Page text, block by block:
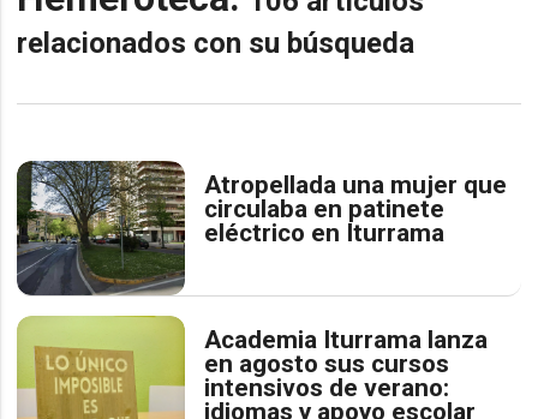
relacionados con su búsqueda
Atropellada una mujer que
circulaba en patinete
eléctrico en Iturrama
Academia Iturrama lanza
en agosto sus cursos
intensivos de verano:
idiomas y apoyo escolar